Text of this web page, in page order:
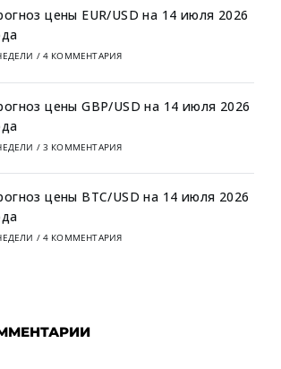
цены EUR/USD на 14 июля 2026
/ 4 КОММЕНТАРИЯ
цены GBP/USD на 14 июля 2026
/ 3 КОММЕНТАРИЯ
цены BTC/USD на 14 июля 2026
/ 4 КОММЕНТАРИЯ